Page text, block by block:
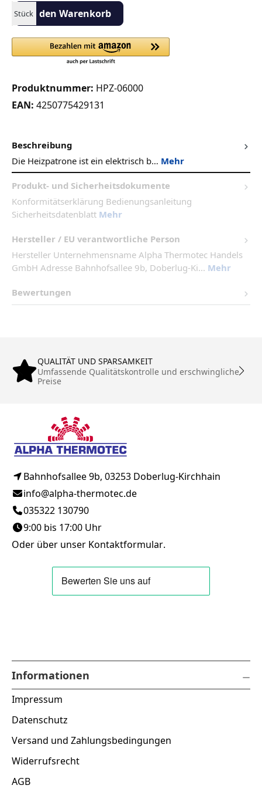
Produkt Anzahl: Gib den gewünschten Wert ein oder benutze
StückIn den Warenkorb
Produktnummer: HPZ-06000
EAN: 4250775429131
Beschreibung
Die Heizpatrone ist ein elektrisch b… Mehr
Produkt- und Sicherheitsdokumente
Konformitätserklärung Bedienungsanleitung
Sicherheitsdatenblatt Mehr
Hersteller / EU verantwortliche Person
Hersteller Unternehmensname Alpha Thermotec Handels
GmbH Adresse Bahnhofsallee 9b, Doberlug-Ki... Mehr
Bewertungen
QUALITÄT UND SPARSAMKEIT
Umfassende Qualitätskontrolle und erschwingliche
Preise
Bahnhofsallee 9b, 03253 Doberlug-Kirchhain
info@alpha-thermotec.de
035322 130790
9:00 bis 17:00 Uhr
Oder über unser Kontaktformular.
Informationen
Impressum
Datenschutz
Versand und Zahlungsbedingungen
Widerrufsrecht
AGB